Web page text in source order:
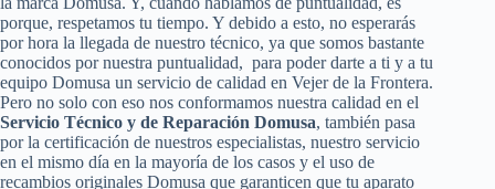
porque, respetamos tu tiempo. Y debido a esto, no esperarás
por hora la llegada de nuestro técnico, ya que somos bastante
conocidos por nuestra puntualidad, para poder darte a ti y a tu
equipo Domusa un servicio de calidad en Vejer de la Frontera.
Pero no solo con eso nos conformamos nuestra calidad en el
Servicio Técnico y de Reparación Domusa, también pasa
por la certificación de nuestros especialistas, nuestro servicio
en el mismo día en la mayoría de los casos y el uso de
recambios originales Domusa que garanticen que tu aparato